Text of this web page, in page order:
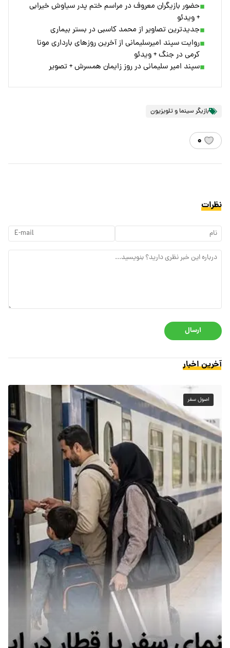
حضور بازیگران معروف در مراسم ختم پدر سیاوش خیرابی
+ ویدئو
جدیدترین تصاویر از محمد کاسبی در بستر بیماری
روایت سپند امیرسلیمانی از آخرین روزهای بارداری مونا
کرمی در جنگ + ویدئو
سپند امیر سلیمانی در روز زایمان همسرش + تصویر
بازیگر سینما و تلویزیون
۰
نظرات
ارسال
آخرین اخبار
اصول سفر